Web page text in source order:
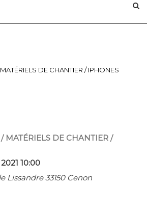
MATÉRIELS DE CHANTIER /
10:00
Lissandre 33150 Cenon